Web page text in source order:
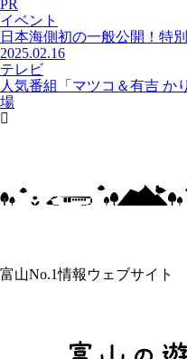
PR
イベント
日本海側初の一般公開！特
2025.02.16
テレビ
人気番組「マツコ＆有吉 か
場
富山No.1情報ウェブサイト